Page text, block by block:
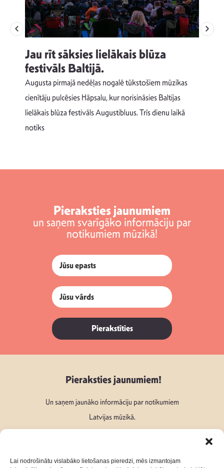
Lai nodrošinātu vislabāko lietošanas pieredzi, mēs izmantojam
Jau rīt sāksies lielākais blūza
festivāls Baltijā.
Augusta pirmajā nedēļas nogalē tūkstošiem mūzikas
cienītāju pulcēsies Hāpsalu, kur norisināsies Baltijas
lielākais blūza festivāls Augustibluus. Trīs dienu laikā
notiks
Pieraksties jaunumiem
un saņem svarīgāko informāciju par
notikumiem mūzikā!
Pierakstīties
Pieraksties jaunumiem!
Un saņem jaunāko informāciju par notikumiem
Latvijas mūzikā.